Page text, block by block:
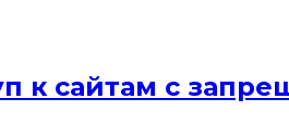
к сайтам с